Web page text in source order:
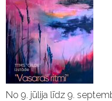
No 9. jūlija līdz 9.